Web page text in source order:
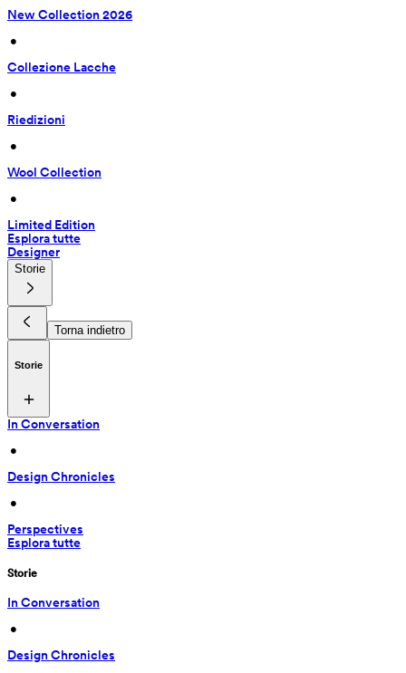
New Collection 2026
•
Collezione Lacche
•
Riedizioni
•
Wool Collection
•
Limited Edition
Esplora tutte
Designer
Storie
Torna indietro
Storie
In Conversation
•
Design Chronicles
•
Perspectives
Esplora tutte
Storie
In Conversation
•
Design Chronicles